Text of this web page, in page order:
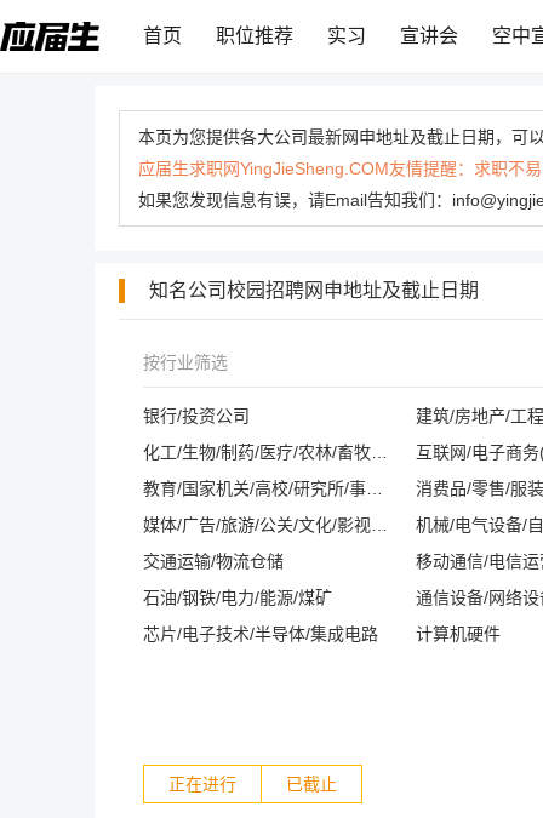
首页 职位推荐 实习 宣讲会 空中
本页为您提供各大公司最新网申地址及截止日期，可
应届生求职网YingJieSheng.COM友情提醒：求职不
如果您发现信息有误，请Email告知我们：
知名公司校园招聘网申地址及截止日期
按行业筛选
银行/投资公司
建筑/房地产/工
消费品/零售/服
机械/电气设备/
交通运输/物流仓储
移动通信/电信
石油/钢铁/电力/能源/煤矿
通信设备/网络设
芯片/电子技术/半导体/集成电路
计算机硬件
正在进行 已截止